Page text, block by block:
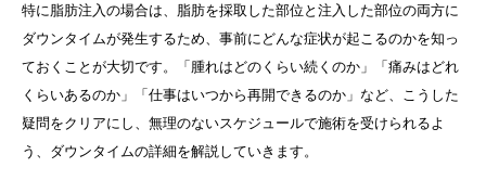
特に脂肪注入の場合は、脂肪を採取した部位と注入した部位の両方に
ダウンタイムが発生するため、事前にどんな症状が起こるのかを知っ
ておくことが大切です。「腫れはどのくらい続くのか」「痛みはどれ
くらいあるのか」「仕事はいつから再開できるのか」など、こうした
疑問をクリアにし、無理のないスケジュールで施術を受けられるよ
う、ダウンタイムの詳細を解説していきます。